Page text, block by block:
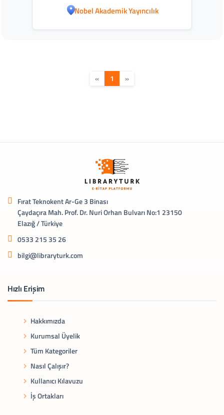
Nobel Akademik Yayıncılık
« 1 »
Fırat Teknokent Ar-Ge 3 Binası
Çaydaçıra Mah. Prof. Dr. Nuri Orhan Bulvarı No:1 23150
Elazığ / Türkiye
0533 215 35 26
bilgi@libraryturk.com
Hızlı Erişim
Hakkımızda
Kurumsal Üyelik
Tüm Kategoriler
Nasıl Çalışır?
Kullanıcı Kılavuzu
İş Ortakları